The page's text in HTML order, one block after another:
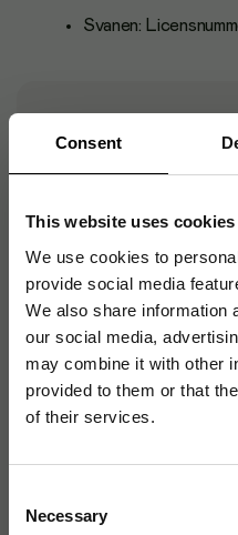
Consent
This website uses cookies
We use cookies to
provide social media
We also share information
our social media,
may combine it with other
provided to them or that
of their services.
Selection
Necessary
Svanen:
Säkerhetsdatablad
Artikelnummer: 885062
Originalnummer
EAN: 7392173048150
Påsstorlek
Refillbar
Miltvål